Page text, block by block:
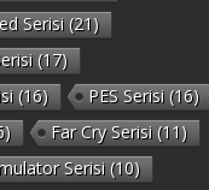
Serisi (21)
(17)
(16) PES Serisi (16)
Far Cry Serisi (11)
Serisi (10)